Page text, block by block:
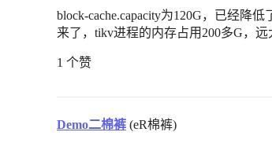
block-cache.capacity为120G，已经降
来了，tikv进程的内存占用200多G，远
1 个赞
Demo二棉裤 (eR棉裤)